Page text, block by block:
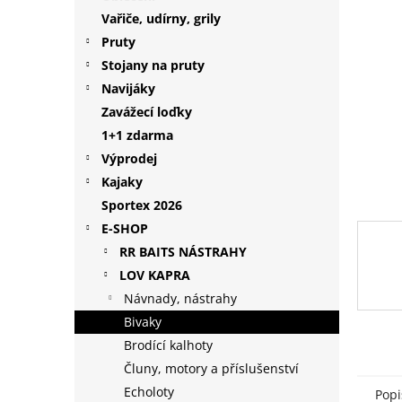
Vařiče, udírny, grily
Pruty
Stojany na pruty
Navijáky
Zavážecí loďky
1+1 zdarma
Výprodej
Kajaky
Sportex 2026
E-SHOP
RR BAITS NÁSTRAHY
LOV KAPRA
Návnady, nástrahy
Bivaky
Brodící kalhoty
Čluny, motory a příslušenství
Echoloty